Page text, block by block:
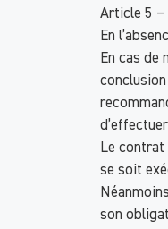
Article 5 –
En
En cas de
Le
se soit
son